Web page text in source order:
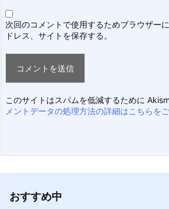
次回のコメントで使用するためブラウザー
ドレス、サイトを保存する。
このサイトはスパムを低減するために
メントデータの処理方法の詳細はこちらを
おすすめ中